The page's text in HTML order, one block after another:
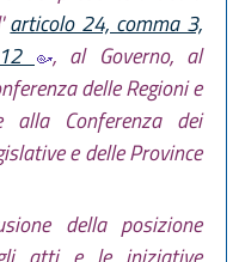
articolo 24, comma 3,
, al Governo, al
delle Regioni e
alla Conferenza dei
e delle Province
della posizione